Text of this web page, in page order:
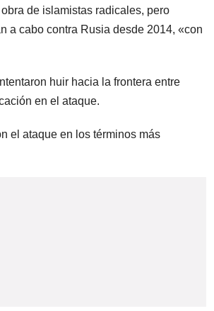
de islamistas radicales, pero
a cabo contra Rusia desde 2014, «con
huir hacia la frontera entre
en el ataque.
el ataque en los términos más